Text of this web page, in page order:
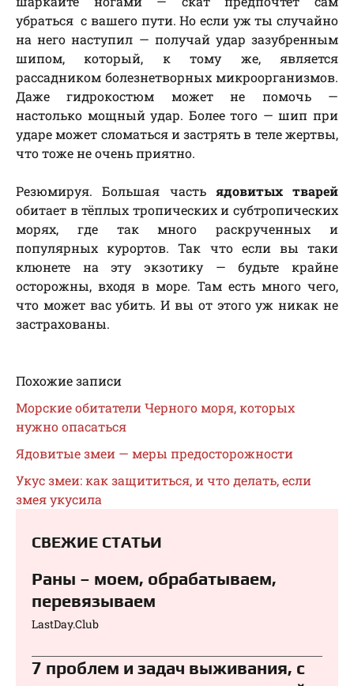
убраться с вашего пути. Но если уж ты случайно
на него наступил — получай удар зазубренным
шипом, который, к тому же, является
рассадником болезнетворных микроорганизмов.
Даже гидрокостюм может не помочь —
настолько мощный удар. Более того — шип при
ударе может сломаться и застрять в теле жертвы,
что тоже не очень приятно.
Резюмируя. Большая часть ядовитых тварей
обитает в тёплых тропических и субтропических
морях, где так много раскрученных и
популярных курортов. Так что если вы таки
клюнете на эту экзотику — будьте крайне
осторожны, входя в море. Там есть много чего,
что может вас убить. И вы от этого уж никак не
застрахованы.
Похожие записи
Морские обитатели Черного моря, которых
нужно опасаться
Ядовитые змеи — меры предосторожности
Укус змеи: как защититься, и что делать, если
змея укусила
СВЕЖИЕ СТАТЬИ
Раны – моем, обрабатываем,
перевязываем⁠⁠
LastDay.Club
7 проблем и задач выживания, с